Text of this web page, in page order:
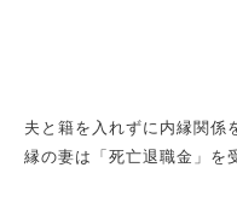
夫と籍を入れずに内縁関係
縁の妻は「死亡退職金」を